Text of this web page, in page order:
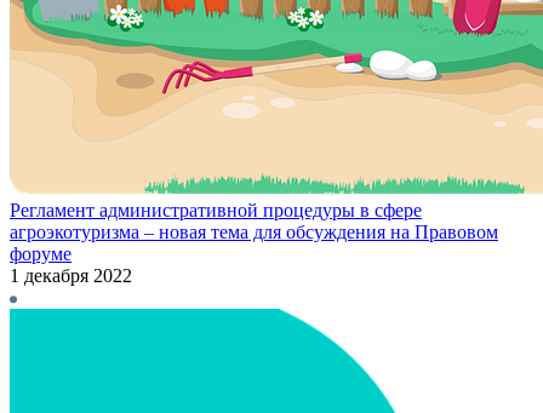
Регламент административной процедуры в сфере
агроэкотуризма – новая тема для обсуждения на Правовом
форуме
1 декабря 2022